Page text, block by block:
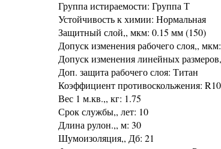
Группа истираемости: Группа Т
Устойчивость к химии: Нормальная
Защитный слой,, мкм: 0.15 мм (150)
Допуск изменения рабочего слоя,,
Допуск изменения линейных
Доп. защита рабочего слоя: Титан
Коэффициент противоскольжения: R10
Вес 1 м.кв.,, кг: 1.75
Срок службы,, лет: 10
Длина рулон.,, м: 30
Шумоизоляция,, Дб: 21